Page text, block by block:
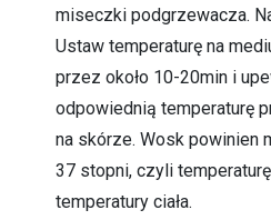
miseczki podgrzewacza.
Ustaw temperaturę na
przez około 10-20min i
odpowiednią temperaturę
na skórze. Wosk powinien
37 stopni, czyli
temperatury ciała.